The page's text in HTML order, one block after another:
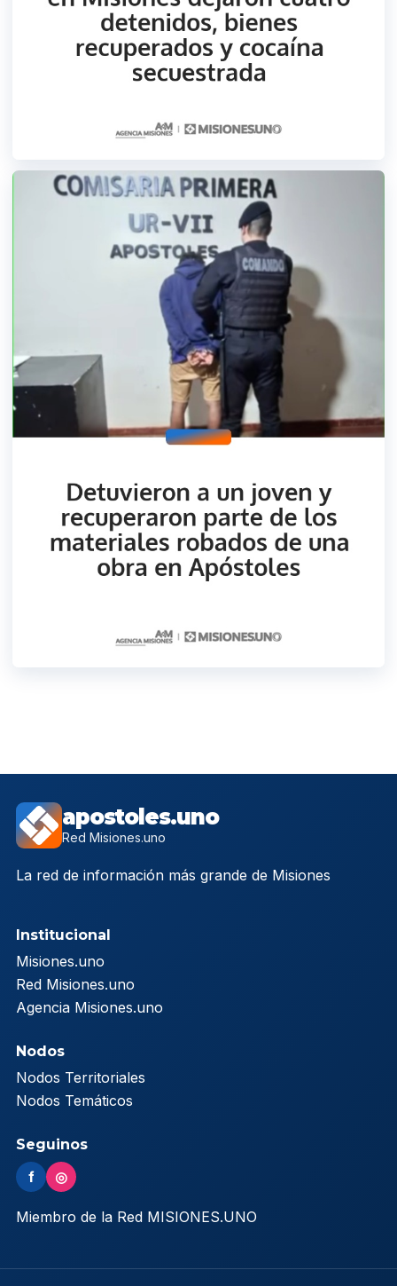
apostoles.uno
Red Misiones.uno
La red de información más grande de Misiones
Institucional
Misiones.uno
Red Misiones.uno
Agencia Misiones.uno
Nodos
Nodos Territoriales
Nodos Temáticos
Seguinos
f ◎
Miembro de la Red MISIONES.UNO